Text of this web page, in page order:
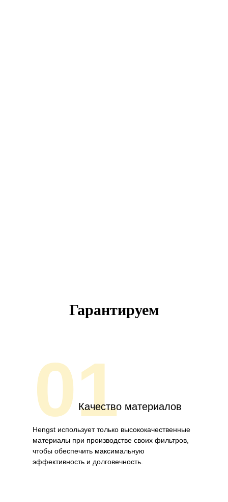
Гарантируем
01Качество материалов
Hengst использует только высококачественные
материалы при производстве своих фильтров,
чтобы обеспечить максимальную
эффективность и долговечность.